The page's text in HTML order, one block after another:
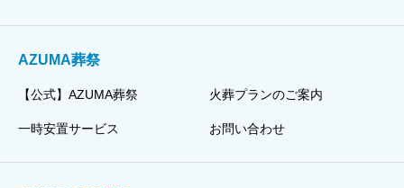
AZUMA葬祭
【公式】AZUMA葬祭 火葬プランのご案内
一時安置サービス お問い合わせ